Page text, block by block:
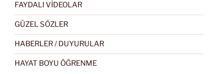
FAYDALI VİDEOLAR
GÜZEL SÖZLER
HABERLER / DUYURULAR
HAYAT BOYU ÖĞRENME